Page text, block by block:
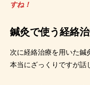
すね！
鍼灸で使う経絡
次に経絡治療を用いた鍼
本当にざっくりですが話